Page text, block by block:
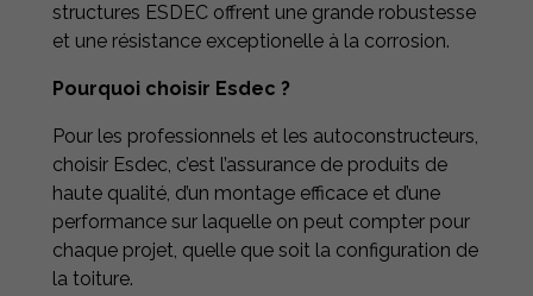
structures ESDEC offrent une grande robustesse
et une résistance exceptionelle à la corrosion.
Pourquoi choisir Esdec ?
Pour les professionnels et les autoconstructeurs,
choisir Esdec, c’est l’assurance de produits de
haute qualité, d’un montage efficace et d’une
performance sur laquelle on peut compter pour
chaque projet, quelle que soit la configuration de
la toiture.